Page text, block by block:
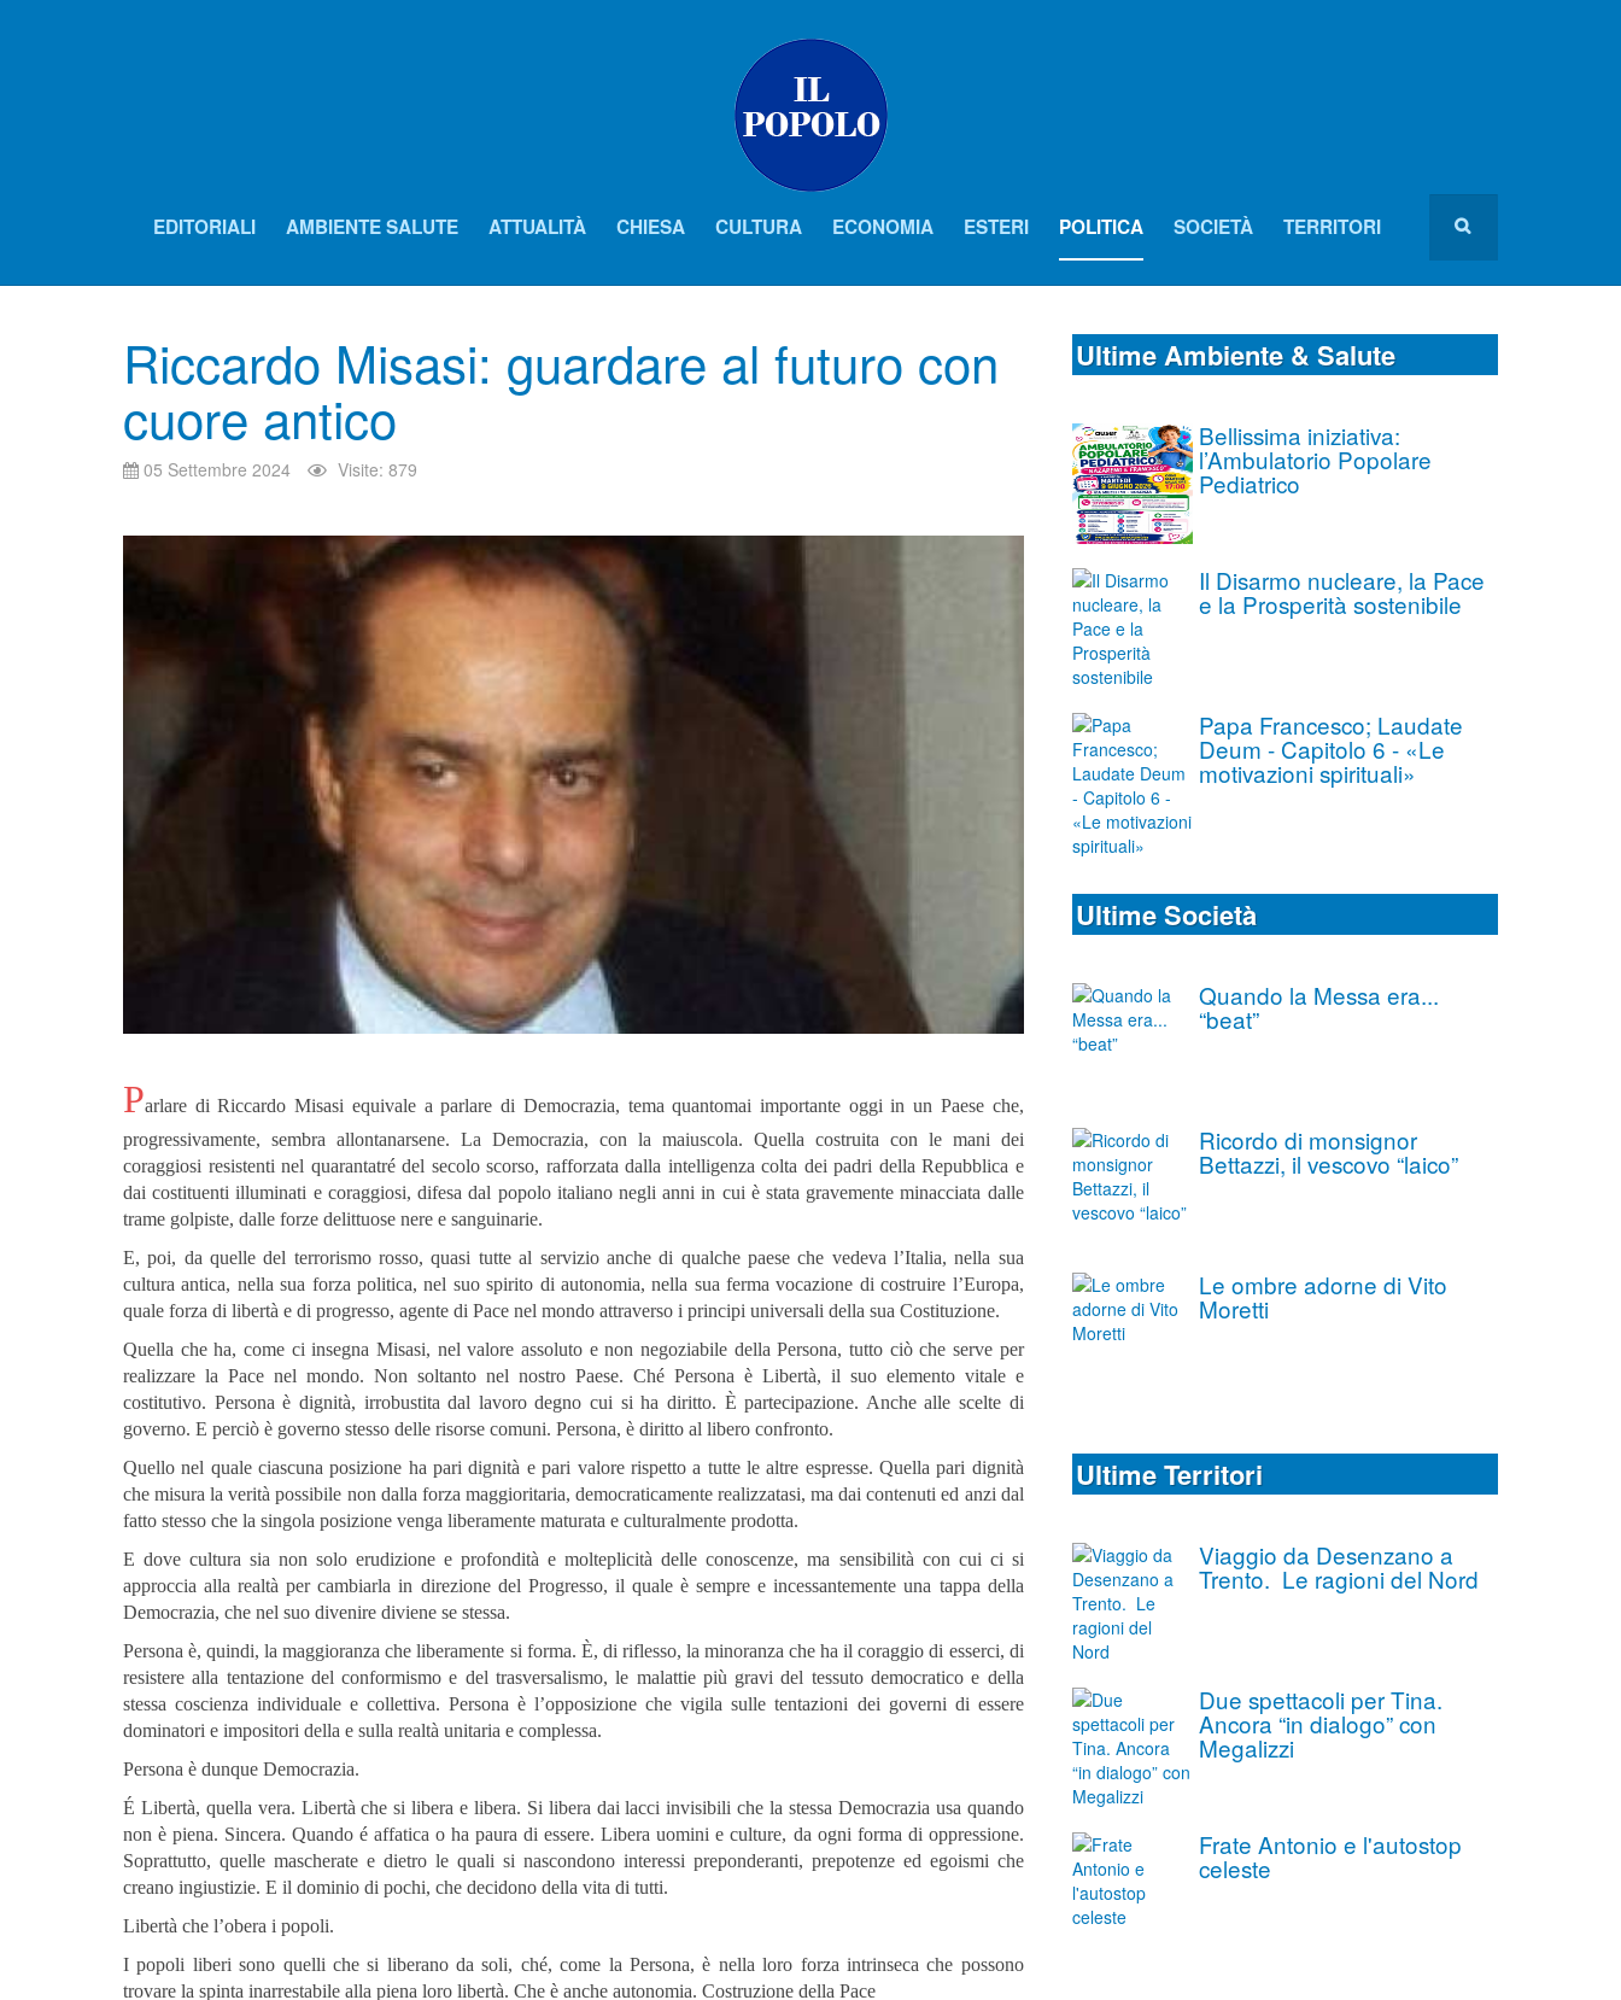
EDITORIALI AMBIENTE SALUTE ATTUALITÀ CHIESA CULTURA ECONOMIA ESTERI POLITICA SOCIETÀ TERRITORI
Riccardo Misasi: guardare al futuro con
cuore antico
05 Settembre 2024 Visite: 879
Parlare di Riccardo Misasi equivale a parlare di Democrazia, tema quantomai importante oggi in un Paese che,
progressivamente, sembra allontanarsene. La Democrazia, con la maiuscola. Quella costruita con le mani dei
coraggiosi resistenti nel quarantatré del secolo scorso, rafforzata dalla intelligenza colta dei padri della Repubblica e
dai costituenti illuminati e coraggiosi, difesa dal popolo italiano negli anni in cui è stata gravemente minacciata dalle
trame golpiste, dalle forze delittuose nere e sanguinarie.
E, poi, da quelle del terrorismo rosso, quasi tutte al servizio anche di qualche paese che vedeva l’Italia, nella sua
cultura antica, nella sua forza politica, nel suo spirito di autonomia, nella sua ferma vocazione di costruire l’Europa,
quale forza di libertà e di progresso, agente di Pace nel mondo attraverso i principi universali della sua Costituzione.
Quella che ha, come ci insegna Misasi, nel valore assoluto e non negoziabile della Persona, tutto ciò che serve per
realizzare la Pace nel mondo. Non soltanto nel nostro Paese. Ché Persona è Libertà, il suo elemento vitale e
costitutivo. Persona è dignità, irrobustita dal lavoro degno cui si ha diritto. È partecipazione. Anche alle scelte di
governo. E perciò è governo stesso delle risorse comuni. Persona, è diritto al libero confronto.
Quello nel quale ciascuna posizione ha pari dignità e pari valore rispetto a tutte le altre espresse. Quella pari dignità
che misura la verità possibile non dalla forza maggioritaria, democraticamente realizzatasi, ma dai contenuti ed anzi dal
fatto stesso che la singola posizione venga liberamente maturata e culturalmente prodotta.
E dove cultura sia non solo erudizione e profondità e molteplicità delle conoscenze, ma sensibilità con cui ci si
approccia alla realtà per cambiarla in direzione del Progresso, il quale è sempre e incessantemente una tappa della
Democrazia, che nel suo divenire diviene se stessa.
Persona è, quindi, la maggioranza che liberamente si forma. È, di riflesso, la minoranza che ha il coraggio di esserci, di
resistere alla tentazione del conformismo e del trasversalismo, le malattie più gravi del tessuto democratico e della
stessa coscienza individuale e collettiva. Persona è l’opposizione che vigila sulle tentazioni dei governi di essere
dominatori e impositori della e sulla realtà unitaria e complessa.
Persona è dunque Democrazia.
É Libertà, quella vera. Libertà che si libera e libera. Si libera dai lacci invisibili che la stessa Democrazia usa quando
non è piena. Sincera. Quando é affatica o ha paura di essere. Libera uomini e culture, da ogni forma di oppressione.
Soprattutto, quelle mascherate e dietro le quali si nascondono interessi preponderanti, prepotenze ed egoismi che
creano ingiustizie. E il dominio di pochi, che decidono della vita di tutti.
Libertà che l’obera i popoli.
I popoli liberi sono quelli che si liberano da soli, ché, come la Persona, è nella loro forza intrinseca che possono
trovare la spinta inarrestabile alla piena loro libertà. Che è anche autonomia. Costruzione della Pace
Ultime Ambiente & Salute
Bellissima iniziativa:
l’Ambulatorio Popolare
Pediatrico
Il Disarmo nucleare, la Pace
e la Prosperità sostenibile
Papa Francesco; Laudate
Deum - Capitolo 6 - «Le
motivazioni spirituali»
Ultime Società
Quando la Messa era...
“beat”
Ricordo di monsignor
Bettazzi, il vescovo “laico”
Le ombre adorne di Vito
Moretti
Ultime Territori
Viaggio da Desenzano a
Trento. Le ragioni del Nord
Due spettacoli per Tina.
Ancora “in dialogo” con
Megalizzi
Frate Antonio e l'autostop
celeste